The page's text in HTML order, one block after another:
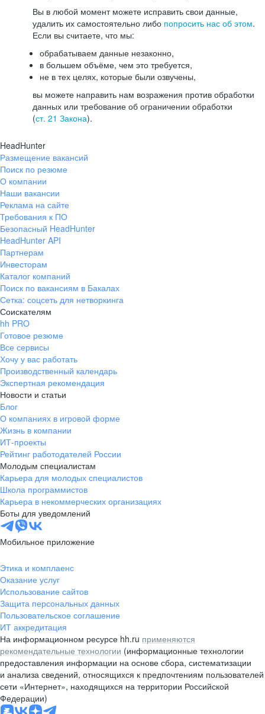
Вы в любой момент можете исправить свои данные,
удалить их самостоятельно либо попросить нас об этом.
Если вы считаете, что мы:
обрабатываем данные незаконно,
в большем объёме, чем это требуется,
не в тех целях, которые были озвучены,
вы можете направить нам возражения против обработки
данных или требование об ограничении обработки
(ст. 21 Закона).
HeadHunter
Размещение вакансий
Поиск по резюме
О компании
Наши вакансии
Реклама на сайте
Требования к ПО
Безопасный HeadHunter
HeadHunter API
Партнерам
Инвесторам
Каталог компаний
Поиск по вакансиям в Бакалах
Сетка: соцсеть для нетворкинга
Соискателям
hh PRO
Готовое резюме
Все сервисы
Хочу у вас работать
Производственный календарь
Экспертная рекомендация
Новости и статьи
Блог
О компаниях в игровой форме
Жизнь в компании
ИТ-проекты
Рейтинг работодателей России
Молодым специалистам
Карьера для молодых специалистов
Школа программистов
Карьера в некоммерческих организациях
Боты для уведомлений
Мобильное приложение
Этика и комплаенс
Оказание услуг
Использование сайтов
Защита персональных данных
Пользовательское соглашение
ИТ аккредитация
На информационном ресурсе hh.ru применяются
рекомендательные технологии (информационные технологии
предоставления информации на основе сбора, систематизации
и анализа сведений, относящихся к предпочтениям пользователей
сети «Интернет», находящихся на территории Российской
Федерации)